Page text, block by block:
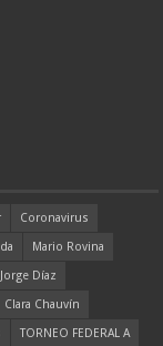
Coronavirus
Mario Rovina
Jorge Díaz
Clara Chauvín
TORNEO FEDERAL A